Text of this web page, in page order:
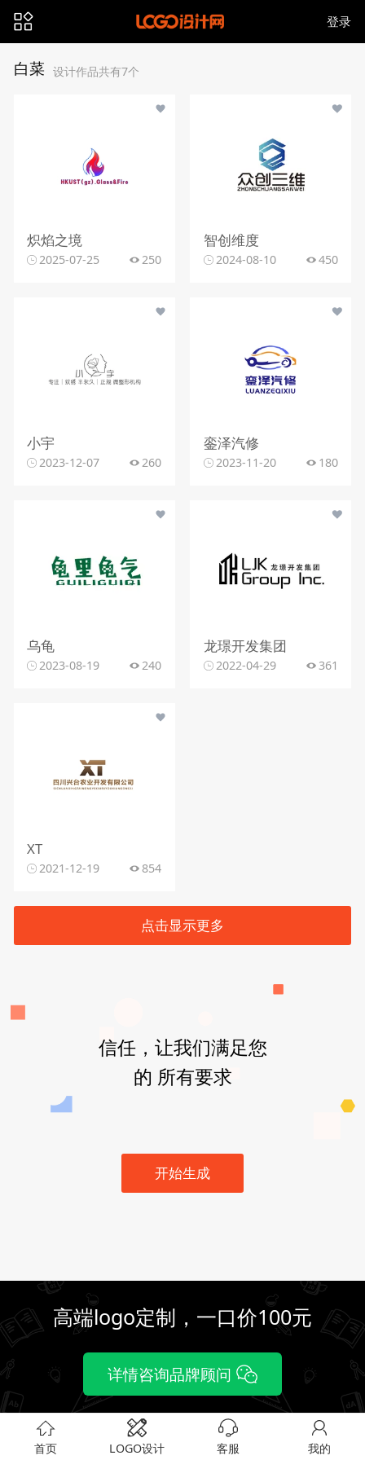
登录
白菜 设计作品共有7个
炽焰之境
2025-07-25 250
智创维度
2024-08-10 450
小宇
2023-12-07 260
銮泽汽修
2023-11-20 180
乌龟
2023-08-19 240
龙璟开发集团
2022-04-29 361
XT
2021-12-19 854
点击显示更多
信任，让我们满足您
的 所有要求
开始生成
高端logo定制，一口价100元
详情咨询品牌顾问
首页 LOGO设计 客服 我的